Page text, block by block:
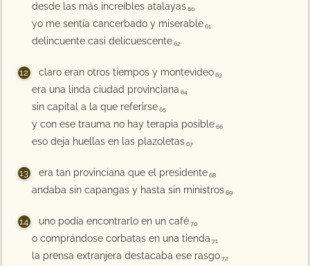
desde las más increíbles atalayas 60
yo me sentía cancerbado y miserable 61
delincuente casi delicuescente 62
claro eran otros tiempos y montevideo 63
era una linda ciudad provinciana 64
sin capital a la que referirse 65
y con ese trauma no hay terapia posible 66
eso deja huellas en las plazoletas 67
era tan provinciana que el presidente 68
andaba sin capangas y hasta sin ministros 69
uno podía encontrarlo en un café 70
o comprándose corbatas en una tienda 71
la prensa extranjera destacaba ese rasgo 72